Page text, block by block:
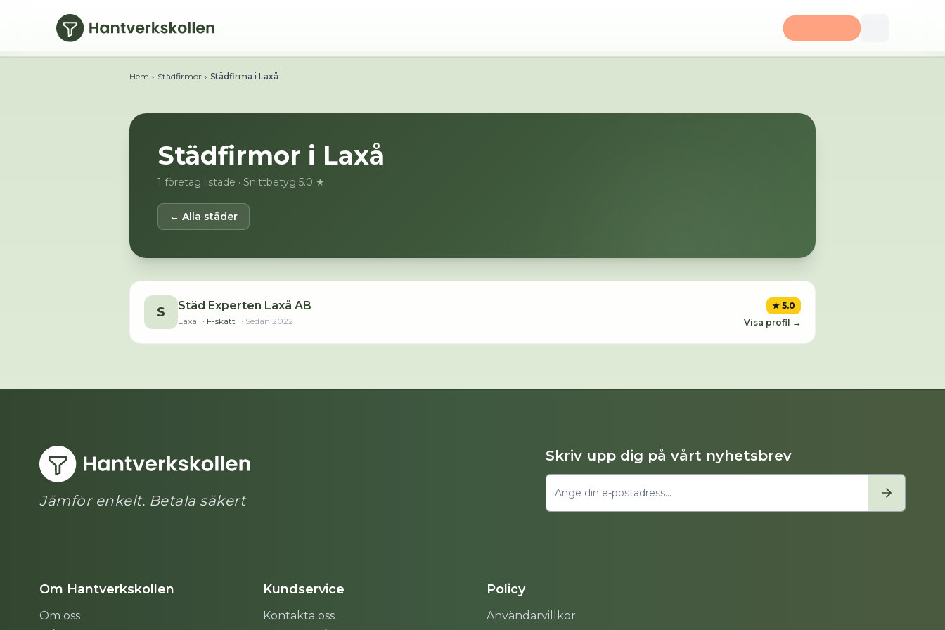
Hoppa till huvudinnehåll
Hem › Städfirmor › Städfirma i Laxå
Städfirmor i Laxå
1 företag listade · Snittbetyg 5.0 ★
← Alla städer
S Städ Experten Laxå AB
Laxa · F-skatt · Sedan 2022
★ 5.0
Visa profil →
Jämför enkelt. Betala säkert
Skriv upp dig på vårt nyhetsbrev
Om Hantverkskollen
Om oss
Kundservice
Kontakta oss
Policy
Användarvillkor